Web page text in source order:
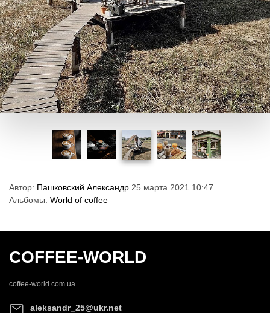
Автор: Пашковский Александр 25 марта 2021 10:47
Альбомы: World of coffee
COFFEE-WORLD
coffee-world.com.ua
aleksandr_25@ukr.net